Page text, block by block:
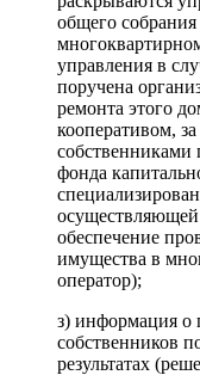
общего
управления в
поручена
ремонта этого
кооперативом,
фонда
осуществляющей
обеспечение
имущества в
оператор);
з) информация о
собственников
результатах